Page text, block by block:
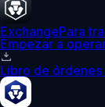
ExchangePara
Empezar a
Libro de órdenes